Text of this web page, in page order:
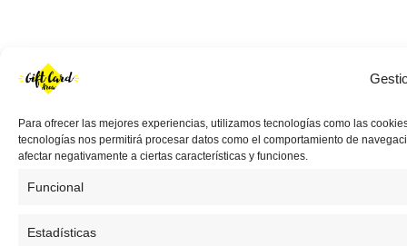
Para ofrecer las mejores experiencias, utilizamos tecnologías como las
tecnologías nos permitirá procesar datos como el comportamiento de
afectar negativamente a ciertas características y funciones.
Funcional
Estadísticas